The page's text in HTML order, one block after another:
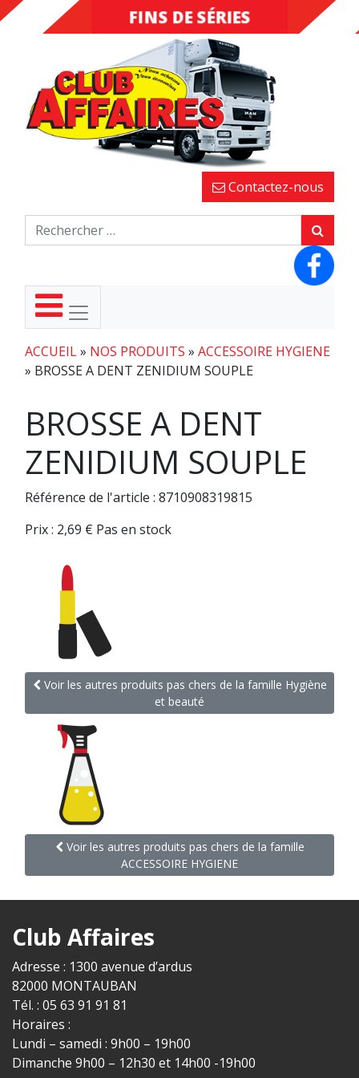
DESTOCKAGE
FINS DE SÉRIES
Contactez-nous
ACCUEIL» NOS PRODUITS » ACCESSOIRE HYGIENE
» BROSSE A DENT ZENIDIUM SOUPLE
BROSSE A DENT
ZENIDIUM SOUPLE
Référence de l'article : 8710908319815
Prix : 2,69 € Pas en stock
Voir les autres produits pas chers de la famille Hygiène
et beauté
Voir les autres produits pas chers de la famille
ACCESSOIRE HYGIENE
Club Affaires
Adresse : 1300 avenue d’ardus
82000 MONTAUBAN
Tél. : 05 63 91 91 81
Horaires :
Lundi – samedi : 9h00 – 19h00
Dimanche 9h00 – 12h30 et 14h00 -19h00